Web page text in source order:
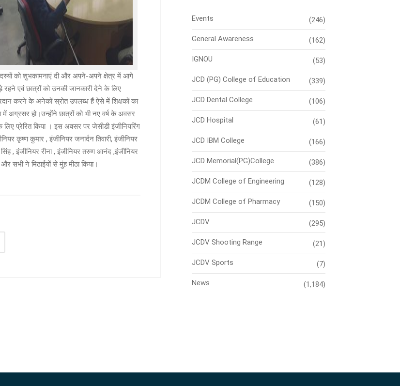
को शुभकामनाएं दी और अपने-अपने क्षेत्र में आगे
रहने एवं छात्रों को उनकी जानकारी देने के लिए
करने के अनेकों स्रोत उपलब्ध हैं ऐसे में शिक्षकों का
में अग्रसर हो।उन्होंने छात्रों को भी नए वर्ष के अवसर
प्रेरित किया । इस अवसर पर जेसीडी इंजीनियरिंग
कृष्ण कुमार , इंजीनियर जनार्दन तिवारी, इंजीनियर
, इंजीनियर रीना , इंजीनियर तरुण आनंद ,इंजीनियर
सभी ने मिठाईयों से मुंह मीठा किया।
Events (246)
General Awareness (162)
IGNOU (53)
JCD (PG) College of Education (339)
JCD Dental College (106)
JCD Hospital (61)
JCD IBM College (166)
JCD Memorial(PG)College (386)
JCDM College of Engineering (128)
JCDM College of Pharmacy (150)
JCDV (295)
JCDV Shooting Range (21)
JCDV Sports (7)
News (1,184)